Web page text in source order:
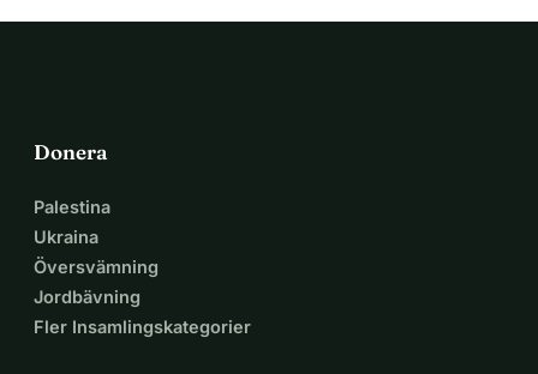
Donera
Palestina
Ukraina
Översvämning
Jordbävning
Fler Insamlingskategorier